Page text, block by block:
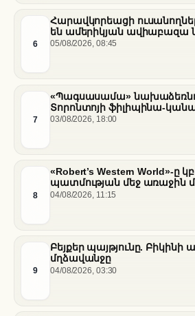
6
Հարավկորեացի
են ամերիկյան ավիաբազա
համար
05/08/2026, 08:45
7
«Պագսասամա»
Տորոնտոյի ֆիլիպինա-
արվեստագետների համար
03/08/2026, 18:00
8
«Robert’s Western World»-ը
պատմության մեջ առաջին
«Nissan Stadium»
04/08/2026, 11:15
9
Բեյքեր պայթյունը. Բիկինի
մղձավանջը
04/08/2026, 03:30